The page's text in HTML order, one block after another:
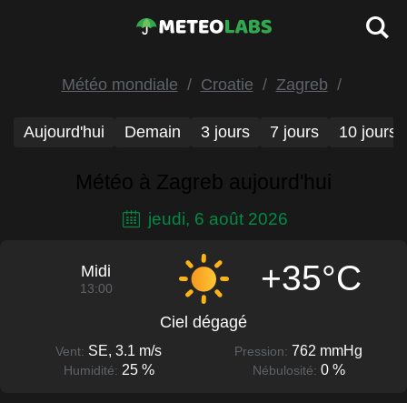
Météo mondiale Croatie Zagreb
Aujourd'hui Demain 3 jours 7 jours 10 jours
Météo à Zagreb aujourd'hui
jeudi, 6 août 2026
Midi
13:00 +35°C
Ciel dégagé
Vent: SE, 3.1 m/s Pression: 762 mmHg
Humidité: 25 % Nébulosité: 0 %